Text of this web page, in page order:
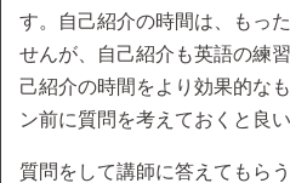
す。自己紹介の時間は、もっ
せんが、自己紹介も英語の練
己紹介の時間をより効果的な
ン前に質問を考えておくと良い
質問をして講師に答えてもら